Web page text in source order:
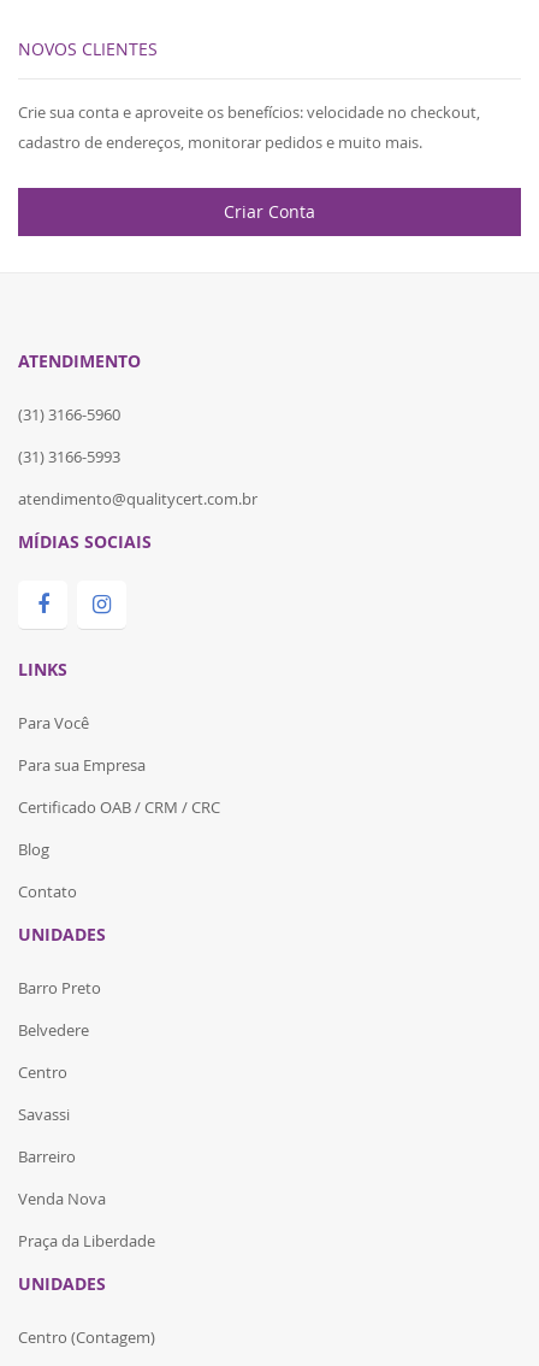
NOVOS CLIENTES
Crie sua conta e aproveite os benefícios: velocidade no checkout,
cadastro de endereços, monitorar pedidos e muito mais.
Criar Conta
ATENDIMENTO
(31) 3166-5960
(31) 3166-5993
atendimento@qualitycert.com.br
MÍDIAS SOCIAIS
LINKS
Para Você
Para sua Empresa
Certificado OAB / CRM / CRC
Blog
Contato
UNIDADES
Barro Preto
Belvedere
Centro
Savassi
Barreiro
Venda Nova
Praça da Liberdade
UNIDADES
Centro (Contagem)